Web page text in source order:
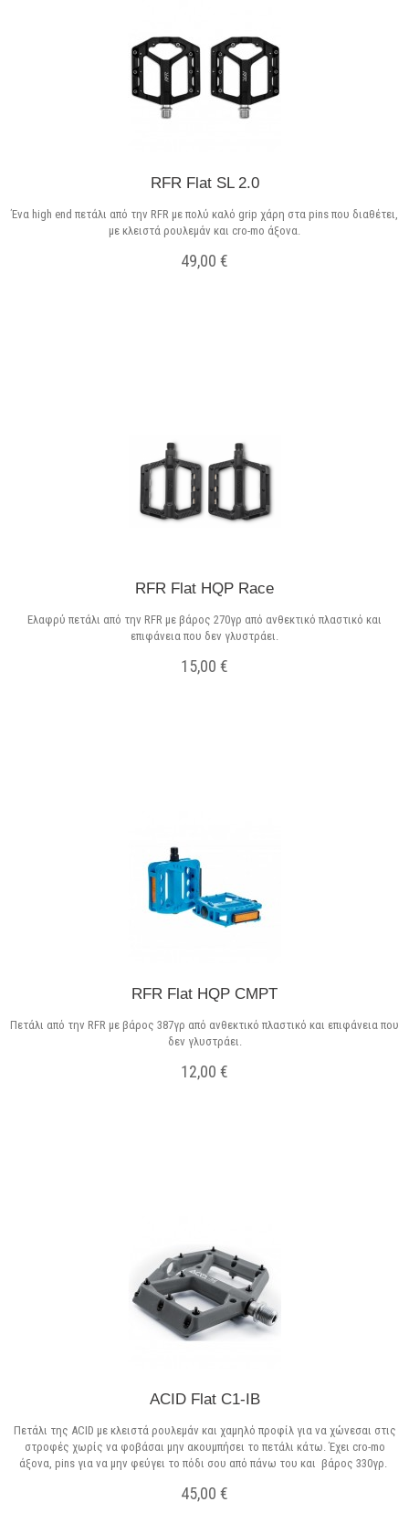
RFR Flat SL 2.0
Ένα high end πετάλι από την RFR με πολύ καλό grip χάρη στα pins που διαθέτει,
με κλειστά ρουλεμάν και cro-mo άξονα.
49,00 €
RFR Flat HQP Race
Ελαφρύ πετάλι από την RFR με βάρος 270γρ από ανθεκτικό πλαστικό και
επιφάνεια που δεν γλυστράει.
15,00 €
RFR Flat HQP CMPT
Πετάλι από την RFR με βάρος 387γρ από ανθεκτικό πλαστικό και επιφάνεια που
δεν γλυστράει.
12,00 €
ACID Flat C1-IB
Πετάλι της ACID με κλειστά ρουλεμάν και χαμηλό προφίλ για να χώνεσαι στις
στροφές χωρίς να φοβάσαι μην ακουμπήσει το πετάλι κάτω. Έχει cro-mo
άξονα, pins για να μην φεύγει το πόδι σου από πάνω του και βάρος 330γρ.
45,00 €